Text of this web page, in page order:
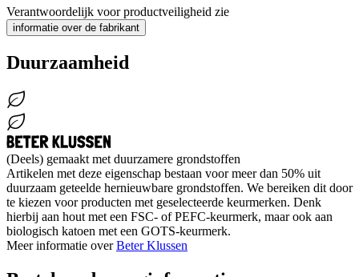
Verantwoordelijk voor productveiligheid zie
informatie over de fabrikant
Duurzaamheid
(Deels) gemaakt met duurzamere grondstoffen
Artikelen met deze eigenschap bestaan voor meer dan 50% uit
duurzaam geteelde hernieuwbare grondstoffen. We bereiken dit door
te kiezen voor producten met geselecteerde keurmerken. Denk
hierbij aan hout met een FSC- of PEFC-keurmerk, maar ook aan
biologisch katoen met een GOTS-keurmerk.
Meer informatie overBeter Klussen